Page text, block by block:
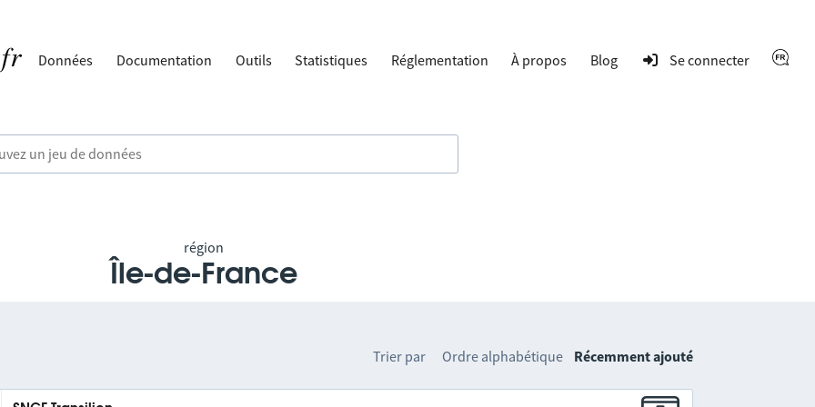
Données Documentation Outils Statistiques Réglementation À propos Blog Se connecter
région
Île-de-France
Trier par Ordre alphabétique Récemment ajouté